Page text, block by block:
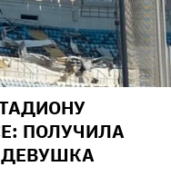
ПОЛУЧИЛА